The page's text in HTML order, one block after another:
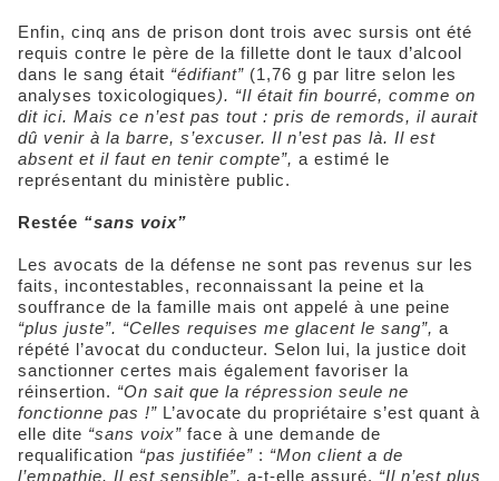
Enfin, cinq ans de prison dont trois avec sursis ont été
requis contre le père de la fillette dont le taux d’alcool
dans le sang était “édifiant” (1,76 g par litre selon les
analyses toxicologiques). “Il était fin bourré, comme on
dit ici. Mais ce n’est pas tout : pris de remords, il aurait
dû venir à la barre, s’excuser. Il n’est pas là. Il est
absent et il faut en tenir compte”, a estimé le
représentant du ministère public.
Restée “sans voix”
Les avocats de la défense ne sont pas revenus sur les
faits, incontestables, reconnaissant la peine et la
souffrance de la famille mais ont appelé à une peine
“plus juste”. “Celles requises me glacent le sang”, a
répété l’avocat du conducteur. Selon lui, la justice doit
sanctionner certes mais également favoriser la
réinsertion. “On sait que la répression seule ne
fonctionne pas !” L’avocate du propriétaire s’est quant à
elle dite “sans voix” face à une demande de
requalification “pas justifiée” : “Mon client a de
l’empathie. Il est sensible”, a-t-elle assuré. “Il n’est plus